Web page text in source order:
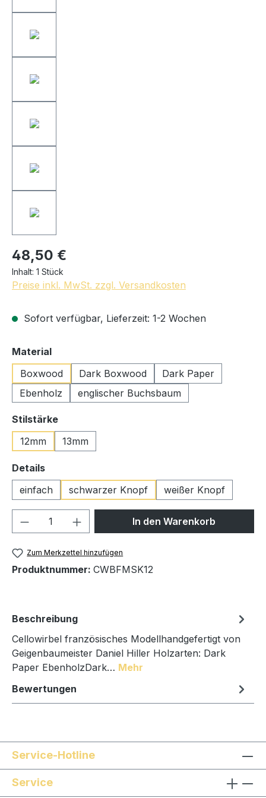
48,50 €
Inhalt: 1 Stück
Preise inkl. MwSt. zzgl. Versandkosten
Sofort verfügbar, Lieferzeit: 1-2 Wochen
Materialauswählen
Boxwood
Dark Boxwood
Dark Paper
Ebenholz
englischer Buchsbaum
Stilstärkeauswählen
12mm
13mm
Detailsauswählen
einfach
schwarzer Knopf weißer Knopf
Produkt Anzahl: Gib denIn den Warenkorb
Zum Merkzettel hinzufügen
Produktnummer: CWBFMSK12
Beschreibung
Cellowirbel französisches Modellhandgefertigt von
Geigenbaumeister Daniel Hiller Holzarten: Dark
Paper EbenholzDark… Mehr
Bewertungen
Service-Hotline
Service